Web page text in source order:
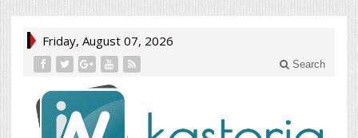
Friday, August 07, 2026
Search